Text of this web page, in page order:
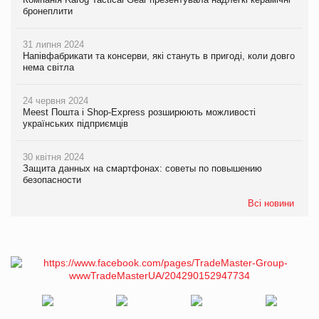
бронеплити
31 липня 2024
Напівфабрикати та консерви, які стануть в пригоді, коли довго
нема світла
24 червня 2024
Meest Пошта і Shop-Express розширюють можливості
українських підприємців
30 квітня 2024
Защита данных на смартфонах: советы по повышению
безопасности
Всі новини